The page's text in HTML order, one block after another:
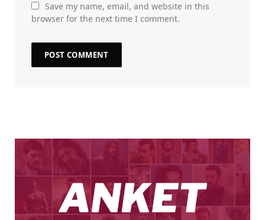
Save my name, email, and website in this
browser for the next time I comment.